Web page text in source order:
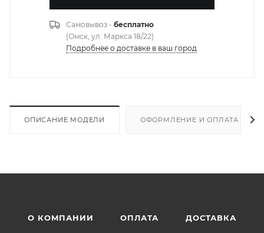
Самовывоз - бесплатно
(Омск, ул. Маркса 18/22)
Подробнее о доставке в ваш город
ОПИСАНИЕ МОДЕЛИ ОФОРМЛЕНИЕ И ОПЛАТА
О КОМПАНИИ ОПЛАТА ДОСТАВКА